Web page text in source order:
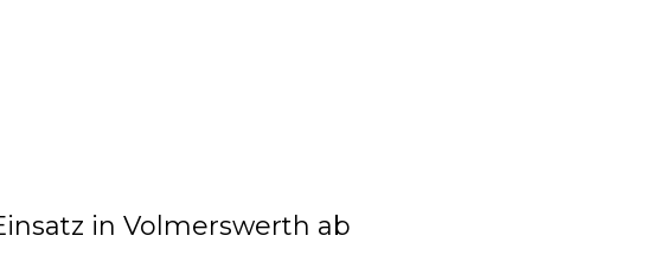
in Volmerswerth ab